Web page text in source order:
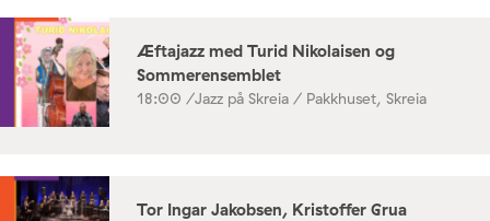
Æftajazz med Turid Nikolaisen og
Sommerensemblet
18:00 /Jazz på Skreia / Pakkhuset, Skreia
Tor Ingar Jakobsen, Kristoffer Grua